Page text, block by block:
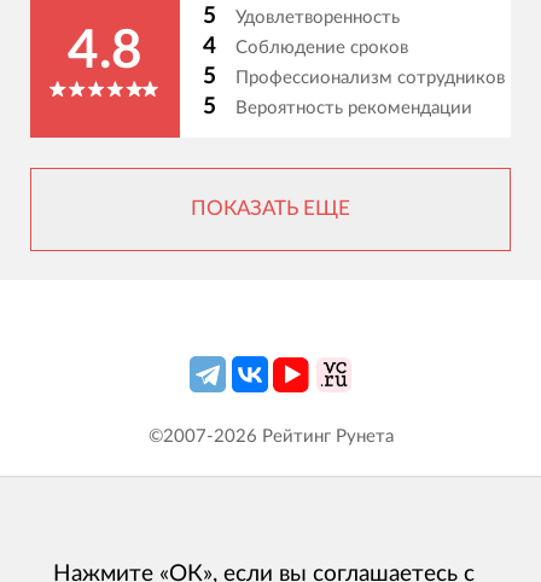
4.8
5 Удовлетворенность
4 Соблюдение сроков
5 Профессионализм сотрудников
5 Вероятность рекомендации
ПОКАЗАТЬ ЕЩЕ
©2007-2026 Рейтинг Рунета
Нажмите «ОК», если вы соглашаетесь с